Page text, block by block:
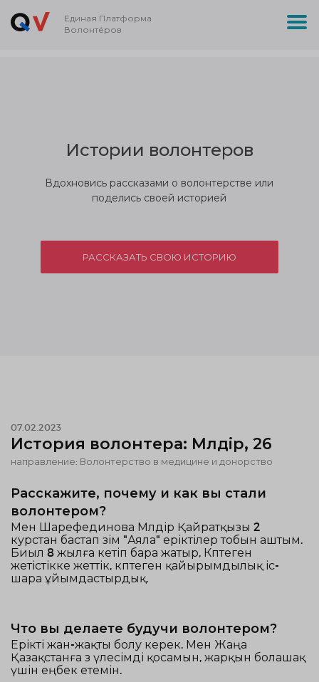
Единая Платформа
Волонтёров
Истории волонтеров
Вдохновись рассказами о волонтерстве или
поделись своей историей
РАССКАЗАТЬ СВОЮ ИСТОРИЮ
07.02.2023
История волонтера: Мөлдір, 26
направление: Волонтерство в медицине и донорство
Расскажите, почему и как вы стали
волонтером?
Мен Шарефединова Мөлдір Қайратқызы 2
курстан бастап өзім "Аяла" еріктілер тобын аштым.
Биыл 8 жылға кетіп бара жатыр, Көптеген
жетістікке жеттік, көптеген қайырымдылық іс-
шара ұйымдастырдық.
Что вы делаете будучи волонтером?
Ерікті жан-жақты болу керек. Мен Жаңа
Қазақстанға өз үлесімді қосамын, жарқын болашақ
үшін еңбек етемін.